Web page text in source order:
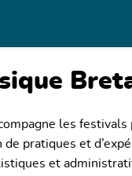
Festivals de
les
de pratiques et
et